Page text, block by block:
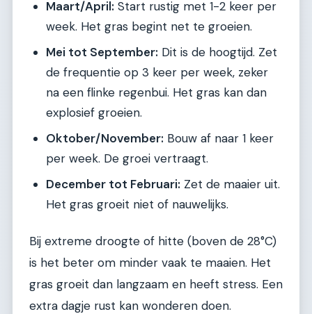
Maart/April: Start rustig met 1-2 keer per
week. Het gras begint net te groeien.
Mei tot September: Dit is de hoogtijd. Zet
de frequentie op 3 keer per week, zeker
na een flinke regenbui. Het gras kan dan
explosief groeien.
Oktober/November: Bouw af naar 1 keer
per week. De groei vertraagt.
December tot Februari: Zet de maaier uit.
Het gras groeit niet of nauwelijks.
Bij extreme droogte of hitte (boven de 28°C)
is het beter om minder vaak te maaien. Het
gras groeit dan langzaam en heeft stress. Een
extra dagje rust kan wonderen doen.